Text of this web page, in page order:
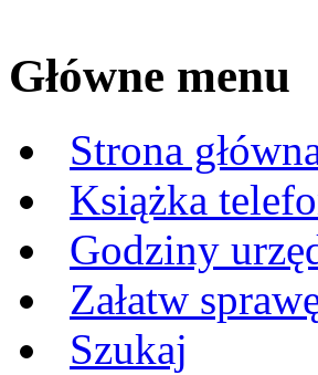
Główne menu
Strona
Książka
Godziny
Załatw
Szukaj